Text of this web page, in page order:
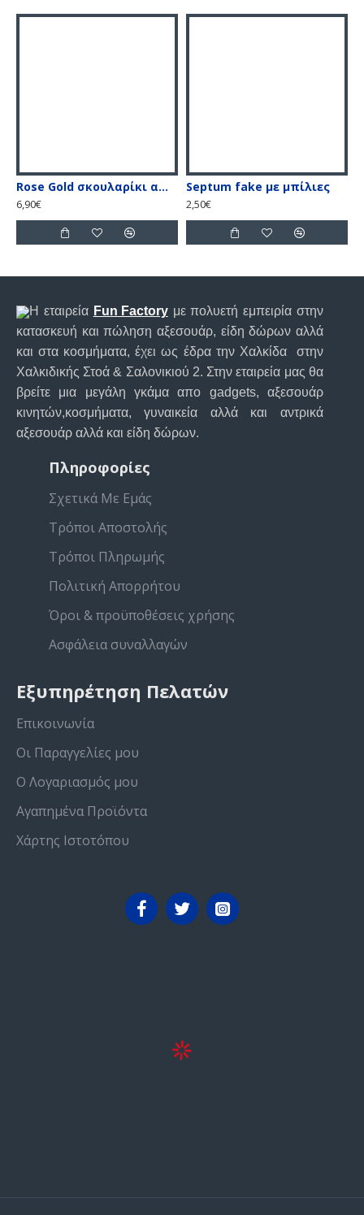
Rose Gold σκουλαρίκι αφαλού με λευκές & ιριδίζον πέτρες
6,90€
Septum fake με μπίλιες
2,50€
Η εταιρεία Fun Factory με πολυετή εμπειρία στην
κατασκευή και πώληση αξεσουάρ, είδη δώρων αλλά
και στα κοσμήματα, έχει ως έδρα την Χαλκίδα στην
Χαλκιδικής Στοά & Σαλονικιού 2. Στην εταιρεία μας θα
βρείτε μια μεγάλη γκάμα απο gadgets, αξεσουάρ
κινητών,κοσμήματα, γυναικεία αλλά και αντρικά
αξεσουάρ αλλά και είδη δώρων.
Πληροφορίες
Σχετικά Με Εμάς
Τρόποι Αποστολής
Τρόποι Πληρωμής
Πολιτική Απορρήτου
Όροι & προϋποθέσεις χρήσης
Ασφάλεια συναλλαγών
Εξυπηρέτηση Πελατών
Επικοινωνία
Οι Παραγγελίες μου
Ο Λογαριασμός μου
Αγαπημένα Προϊόντα
Χάρτης Ιστοτόπου